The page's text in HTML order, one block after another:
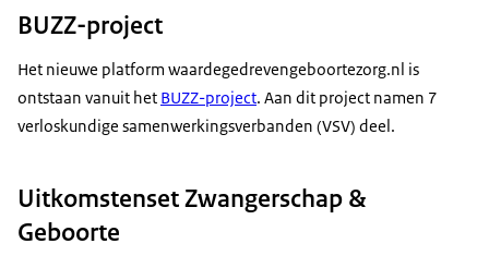
BUZZ-project
Het nieuwe platform waardegedrevengeboortezorg.nl is
ontstaan vanuit het BUZZ-project. Aan dit project namen 7
verloskundige samenwerkingsverbanden (VSV) deel.
Uitkomstenset Zwangerschap &
Geboorte